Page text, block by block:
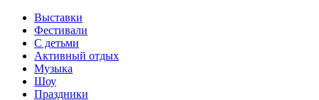
Выставки
Фестивали
С детьми
Активный отдых
Музыка
Шоу
Праздники